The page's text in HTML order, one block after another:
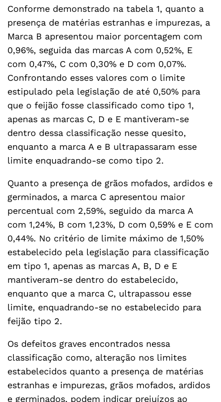
Conforme demonstrado na tabela 1, quanto a
presença de matérias estranhas e impurezas, a
Marca B apresentou maior porcentagem com
0,96%, seguida das marcas A com 0,52%, E
com 0,47%, C com 0,30% e D com 0,07%.
Confrontando esses valores com o limite
estipulado pela legislação de até 0,50% para
que o feijão fosse classificado como tipo 1,
apenas as marcas C, D e E mantiveram-se
dentro dessa classificação nesse quesito,
enquanto a marca A e B ultrapassaram esse
limite enquadrando-se como tipo 2.
Quanto a presença de grãos mofados, ardidos e
germinados, a marca C apresentou maior
percentual com 2,59%, seguido da marca A
com 1,24%, B com 1,23%, D com 0,59% e E com
0,44%. No critério de limite máximo de 1,50%
estabelecido pela legislação para classificação
em tipo 1, apenas as marcas A, B, D e E
mantiveram-se dentro do estabelecido,
enquanto que a marca C, ultrapassou esse
limite, enquadrando-se no estabelecido para
feijão tipo 2.
Os defeitos graves encontrados nessa
classificação como, alteração nos limites
estabelecidos quanto a presença de matérias
estranhas e impurezas, grãos mofados, ardidos
e germinados, podem indicar prejuízos ao